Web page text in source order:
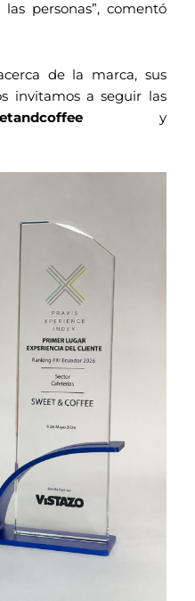
personas”, comentó
de la marca, sus
invitamos a seguir las
y